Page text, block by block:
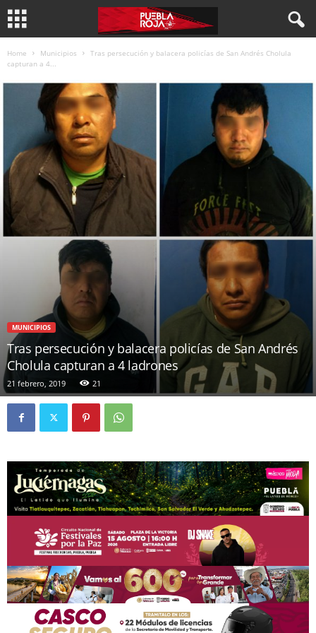
Home Municipios
Tras persecución y balacera policías de San Andrés Cholula
capturan a 4...
MUNICIPIOS
Tras persecución y balacera policías de San Andrés
Cholula capturan a 4 ladrones
21 febrero, 2019 21